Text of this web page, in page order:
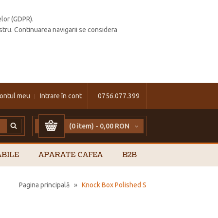
(GDPR).
Continuarea navigarii se considera
0756.077.399
meu Intrare în cont
(0 item) - 0,00 RON
APARATE CAFEA B2B
Pagina principală » Knock Box Polished S